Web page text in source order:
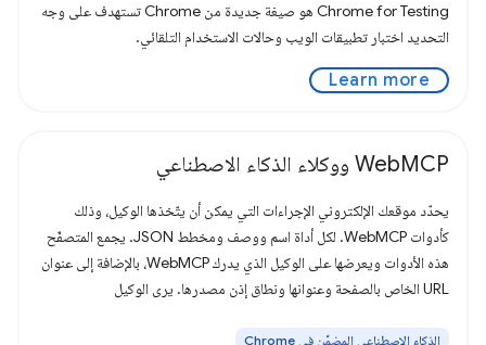
Chrome for Testing هو صيغة جديدة من Chrome تستهدف على وجه
التحديد اختبار تطبيقات الويب وحالات الاستخدام التلقائي.
Learn more
WebMCP ووكلاء الذكاء الاصطناعي
يحدّد موقعك الإلكتروني الإجراءات التي يمكن أن يتّخذها الوكيل، وذلك
كأدوات WebMCP. لكل أداة اسم ووصف ومخطط JSON. يجمع المتصفّح
هذه الأدوات ويعرضها على الوكيل الذي يدرك WebMCP، بالإضافة إلى عنوان
URL الخاص بالصفحة وعنوانها ونطاق إذن مصدرها. يرى الوكيل
الذكاء الاصطناعي المضمَّن في Chrome